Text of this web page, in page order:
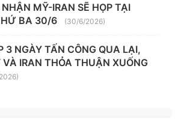
MỸ-IRAN SẼ HỌP TẠI
BA 30/6
(30/6/2026)
3 NGÀY TẤN CÔNG QUA LẠI,
IRAN THỎA THUẬN XUỐNG